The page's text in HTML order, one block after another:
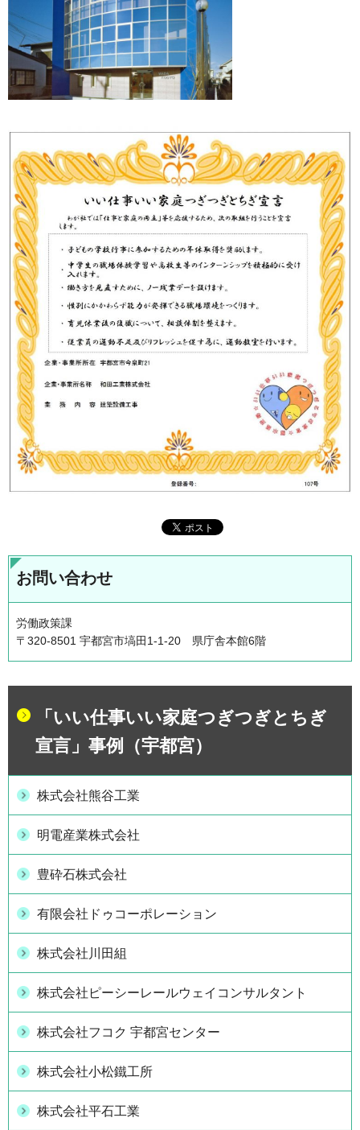
お問い合わせ
労働政策課
〒320-8501 宇都宮市塙田1-1-20 県庁舎本館6階
「いい仕事いい家庭つぎつぎとちぎ
宣言」事例（宇都宮）
株式会社熊谷工業
明電産業株式会社
豊砕石株式会社
有限会社ドゥコーポレーション
株式会社川田組
株式会社ピーシーレールウェイコンサルタント
株式会社フコク 宇都宮センター
株式会社小松鐵工所
株式会社平石工業